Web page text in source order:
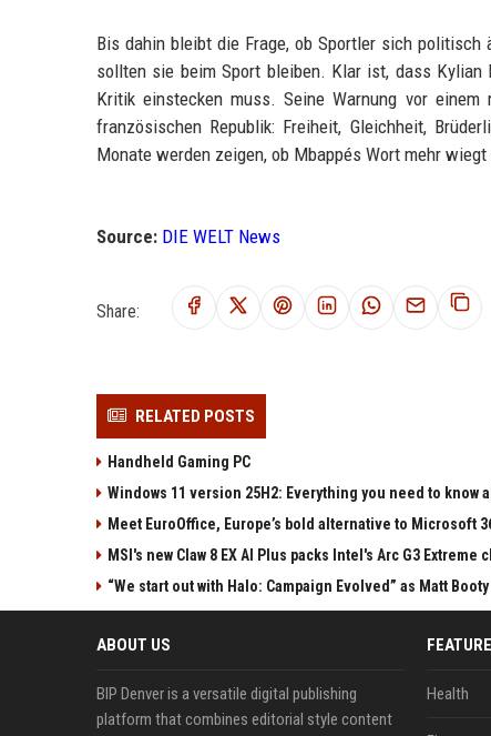
Bis dahin bleibt die Frage, ob Sportler sich
sollten sie beim Sport bleiben. Klar ist, dass
Kritik einstecken muss. Seine Warnung vor
französischen Republik: Freiheit, Gleichheit,
Monate werden zeigen, ob Mbappés Wort mehr
Source: DIE WELT News
Share:
RELATED POSTS
Handheld Gaming PC
Windows 11 version 25H2: Everything you need to know
Meet EuroOffice, Europe’s bold alternative to Microsoft
MSI's new Claw 8 EX AI Plus packs Intel's Arc G3
“We start out with Halo: Campaign Evolved” as Matt
ABOUT US
BIP Denver is a versatile digital publishing
platform that combines editorial style content
Health